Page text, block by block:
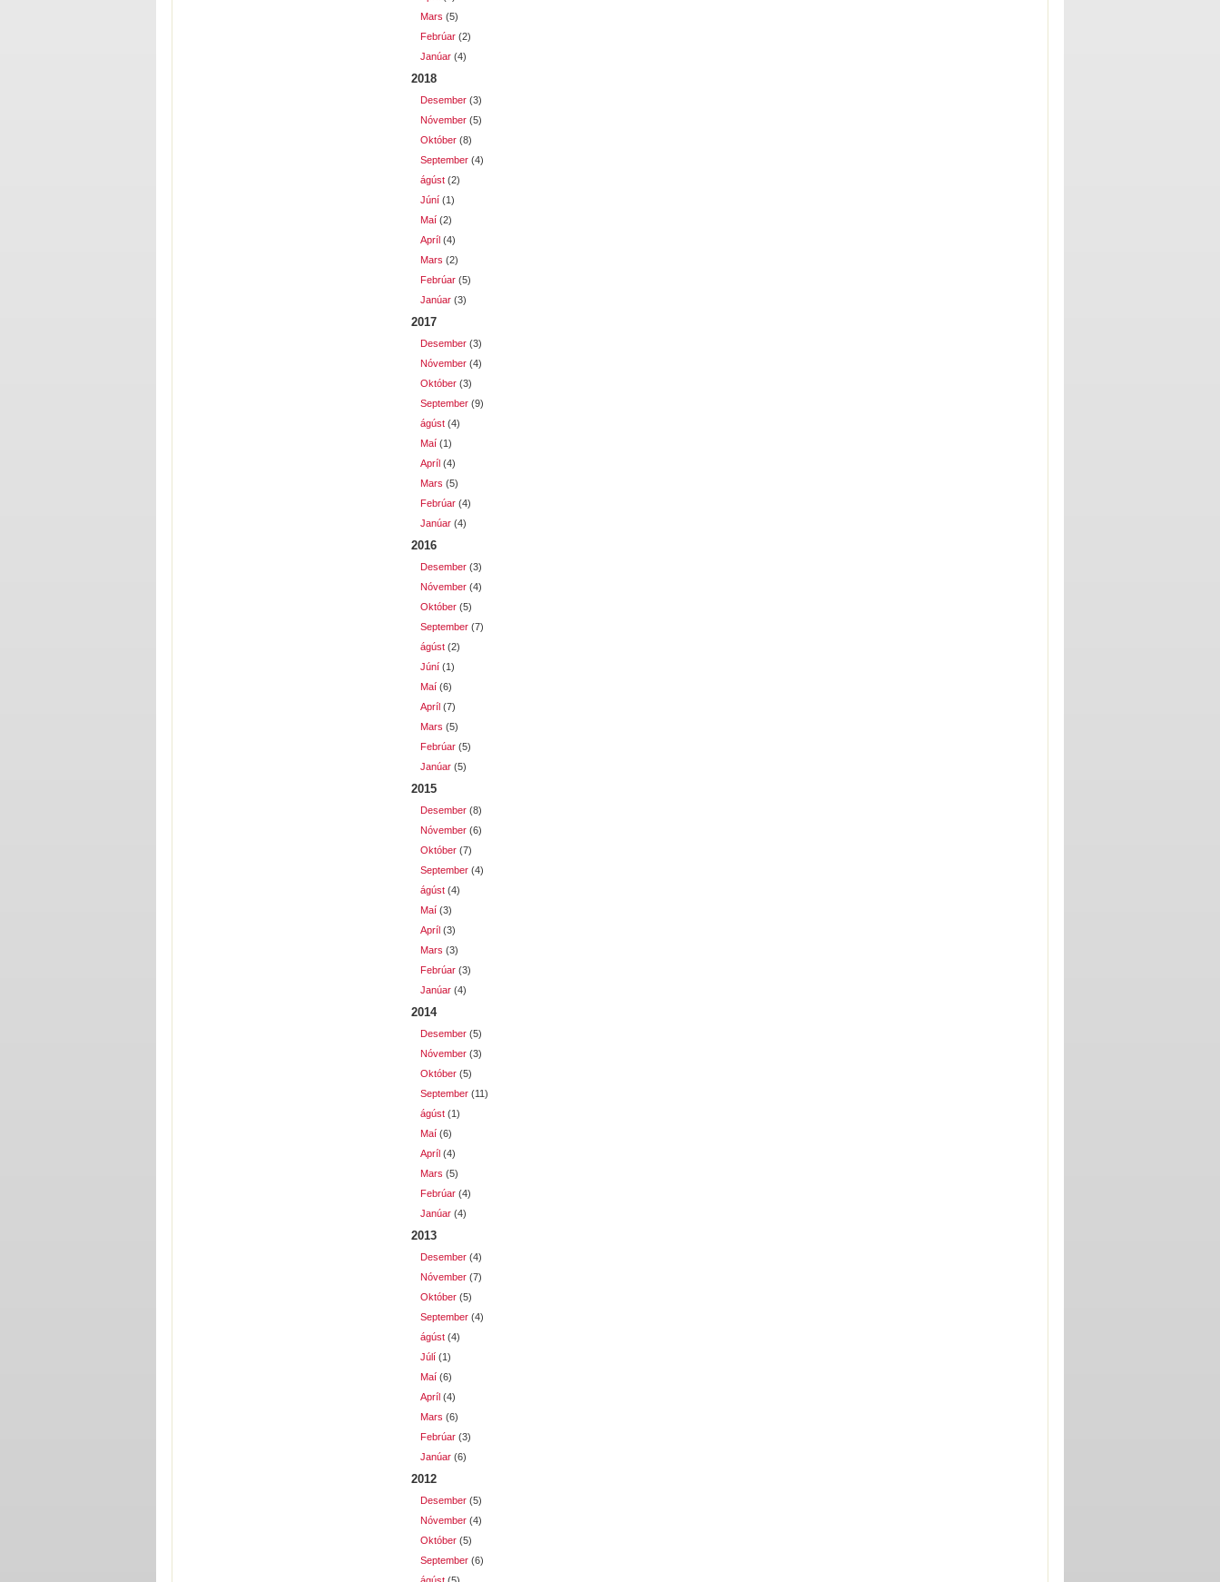
Mars (5)
Febrúar (2)
Janúar (4)
2018
Desember (3)
Nóvember (5)
Október (8)
September (4)
ágúst (2)
Júní (1)
Maí (2)
Apríl (4)
Mars (2)
Febrúar (5)
Janúar (3)
2017
Desember (3)
Nóvember (4)
Október (3)
September (9)
ágúst (4)
Maí (1)
Apríl (4)
Mars (5)
Febrúar (4)
Janúar (4)
2016
Desember (3)
Nóvember (4)
Október (5)
September (7)
ágúst (2)
Júní (1)
Maí (6)
Apríl (7)
Mars (5)
Febrúar (5)
Janúar (5)
2015
Desember (8)
Nóvember (6)
Október (7)
September (4)
ágúst (4)
Maí (3)
Apríl (3)
Mars (3)
Febrúar (3)
Janúar (4)
2014
Desember (5)
Nóvember (3)
Október (5)
September (11)
ágúst (1)
Maí (6)
Apríl (4)
Mars (5)
Febrúar (4)
Janúar (4)
2013
Desember (4)
Nóvember (7)
Október (5)
September (4)
ágúst (4)
Júlí (1)
Maí (6)
Apríl (4)
Mars (6)
Febrúar (3)
Janúar (6)
2012
Desember (5)
Nóvember (4)
Október (5)
September (6)